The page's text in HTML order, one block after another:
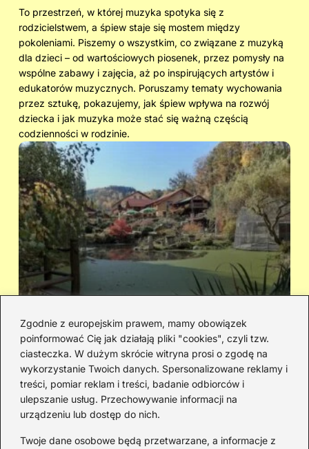
Zgodnie z europejskim prawem, mamy obowiązek
poinformować Cię jak działają pliki "cookies", czyli tzw.
ciasteczka. W dużym skrócie witryna prosi o zgodę na
wykorzystanie Twoich danych. Spersonalizowane reklamy i
treści, pomiar reklam i treści, badanie odbiorców i
ulepszanie usług. Przechowywanie informacji na
urządzeniu lub dostęp do nich.
Twoje dane osobowe będą przetwarzane, a informacje z
To przestrzeń, w której muzyka spotyka się z
rodzicielstwem, a śpiew staje się mostem między
pokoleniami. Piszemy o wszystkim, co związane z muzyką
dla dzieci – od wartościowych piosenek, przez pomysły na
wspólne zabawy i zajęcia, aż po inspirujących artystów i
edukatorów muzycznych. Poruszamy tematy wychowania
przez sztukę, pokazujemy, jak śpiew wpływa na rozwój
dziecka i jak muzyka może stać się ważną częścią
codzienności w rodzinie.
Cicha woda — kto śpiewał i jaka jest
historia piosenki
Redakcja